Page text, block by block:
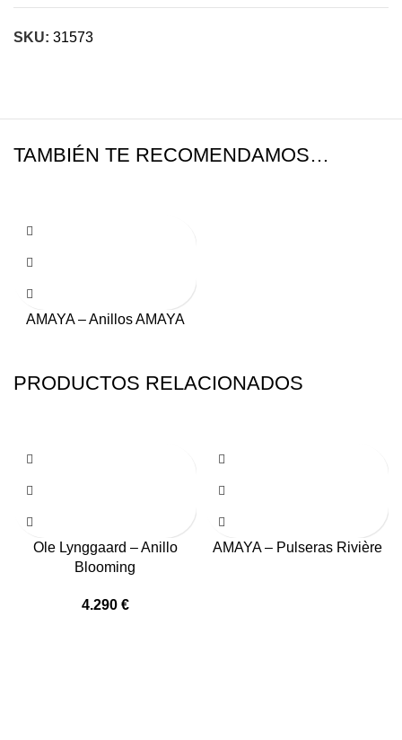
SKU: 31573
TAMBIÉN TE RECOMENDAMOS…
AMAYA – Anillos AMAYA
PRODUCTOS RELACIONADOS
Ole Lynggaard – Anillo
Blooming
4.290 €
AMAYA – Pulseras Rivière